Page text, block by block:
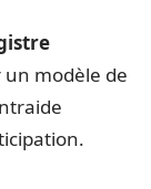
un modèle de